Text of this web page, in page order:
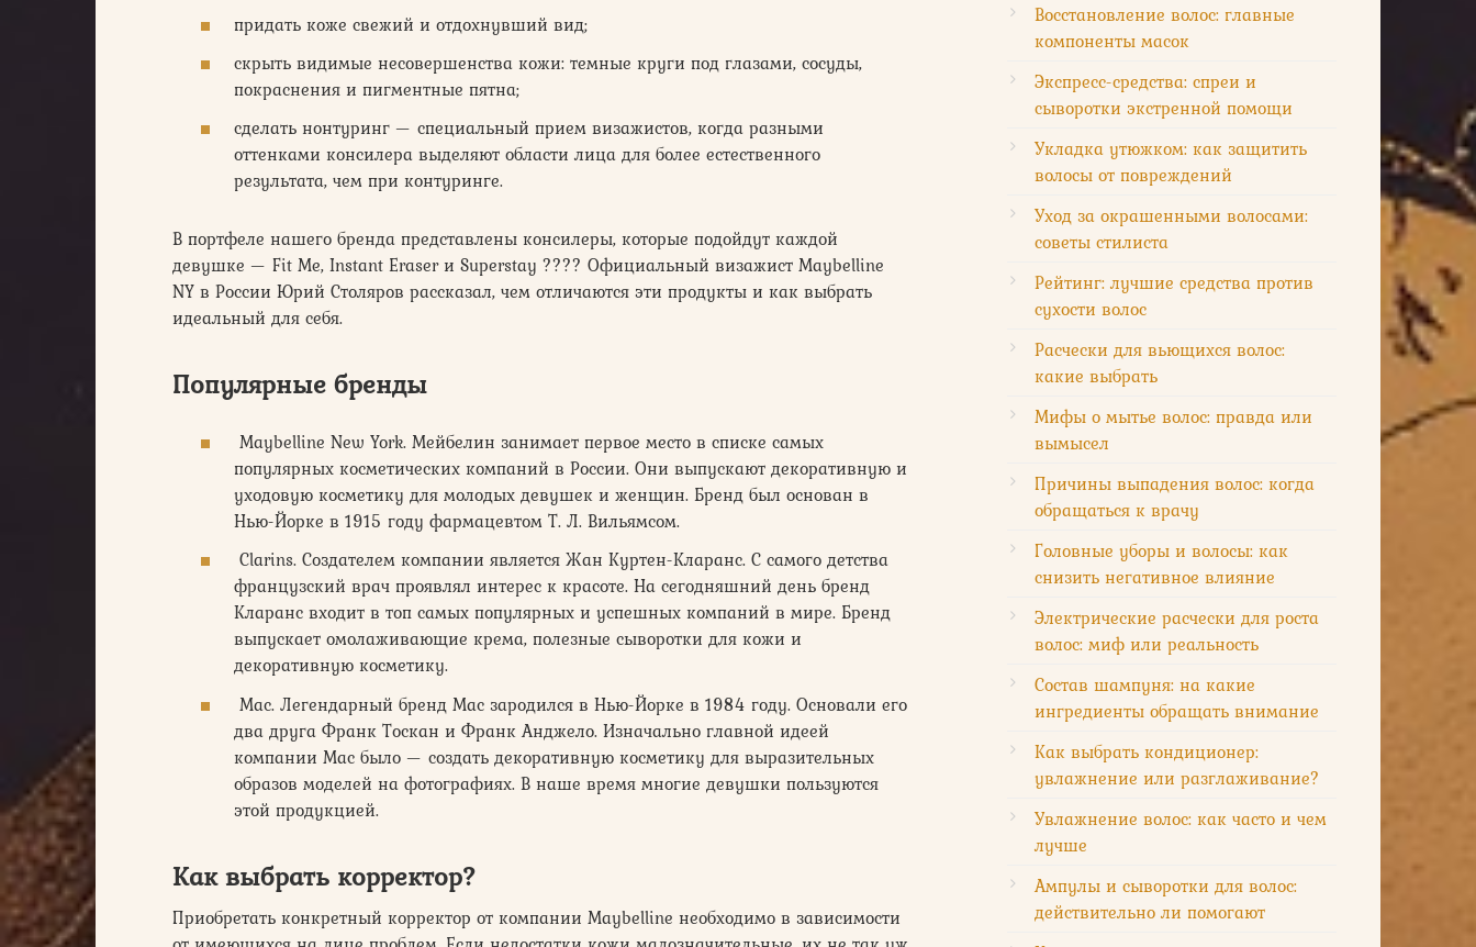
придать коже свежий и отдохнувший вид;
скрыть видимые несовершенства кожи: темные круги под глазами, сосуды,
покраснения и пигментные пятна;
сделать нонтуринг — специальный прием визажистов, когда разными
оттенками консилера выделяют области лица для более естественного
результата, чем при контуринге.
В портфеле нашего бренда представлены консилеры, которые подойдут каждой
девушке — Fit Me, Instant Eraser и Superstay ???? Официальный визажист Maybelline
NY в России Юрий Столяров рассказал, чем отличаются эти продукты и как выбрать
идеальный для себя.
Популярные бренды
Maybelline New York. Мейбелин занимает первое место в списке самых
популярных косметических компаний в России. Они выпускают декоративную и
уходовую косметику для молодых девушек и женщин. Бренд был основан в
Нью-Йорке в 1915 году фармацевтом Т. Л. Вильямсом.
Clarins. Создателем компании является Жан Куртен-Кларанс. С самого детства
французский врач проявлял интерес к красоте. На сегодняшний день бренд
Кларанс входит в топ самых популярных и успешных компаний в мире. Бренд
выпускает омолаживающие крема, полезные сыворотки для кожи и
декоративную косметику.
Mac. Легендарный бренд Mac зародился в Нью-Йорке в 1984 году. Основали его
два друга Франк Тоскан и Франк Анджело. Изначально главной идеей
компании Mac было — создать декоративную косметику для выразительных
образов моделей на фотографиях. В наше время многие девушки пользуются
этой продукцией.
Как выбрать корректор?
Приобретать конкретный корректор от компании Maybelline необходимо в зависимости
Восстановление волос: главные
компоненты масок
Экспресс-средства: спреи и
сыворотки экстренной помощи
Укладка утюжком: как защитить
волосы от повреждений
Уход за окрашенными волосами:
советы стилиста
Рейтинг: лучшие средства против
сухости волос
Расчески для вьющихся волос:
какие выбрать
Мифы о мытье волос: правда или
вымысел
Причины выпадения волос: когда
обращаться к врачу
Головные уборы и волосы: как
снизить негативное влияние
Электрические расчески для роста
волос: миф или реальность
Состав шампуня: на какие
ингредиенты обращать внимание
Как выбрать кондиционер:
увлажнение или разглаживание?
Увлажнение волос: как часто и чем
лучше
Ампулы и сыворотки для волос:
действительно ли помогают